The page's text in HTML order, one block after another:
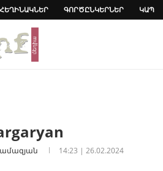
ՀԵՂԻՆԱԿՆԵՐ ԳՈՐԾԸՆԿԵՐՆԵՐ ԿԱՊ
14:23 | 26.02.2024